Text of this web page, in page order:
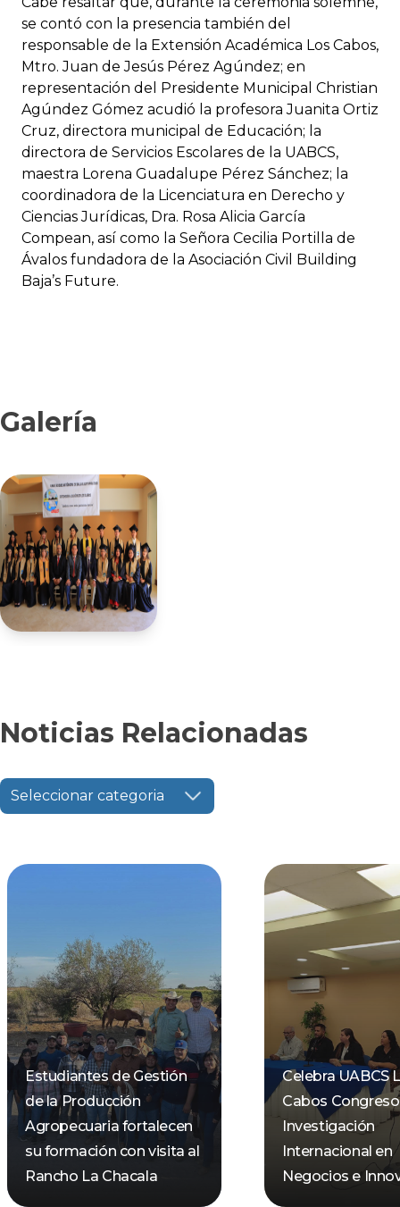
se contó con la presencia también del
responsable de la Extensión Académica Los Cabos,
Mtro. Juan de Jesús Pérez Agúndez; en
representación del Presidente Municipal Christian
Agúndez Gómez acudió la profesora Juanita Ortiz
Cruz, directora municipal de Educación; la
directora de Servicios Escolares de la UABCS,
maestra Lorena Guadalupe Pérez Sánchez; la
coordinadora de la Licenciatura en Derecho y
Ciencias Jurídicas, Dra. Rosa Alicia García
Compean, así como la Señora Cecilia Portilla de
Ávalos fundadora de la Asociación Civil Building
Baja’s Future.
Galería
Noticias Relacionadas
Seleccionar categoria
Estudiantes de Gestión
de la Producción
Agropecuaria fortalecen
su formación con visita al
Rancho La Chacala
Celebra UABCS
Cabos
Investigación
Internacional en
Negocios e